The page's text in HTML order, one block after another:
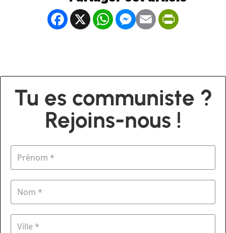
Facebook
X WhatsApp
Messenger
Email
Tu es communiste ?
Rejoins-nous !